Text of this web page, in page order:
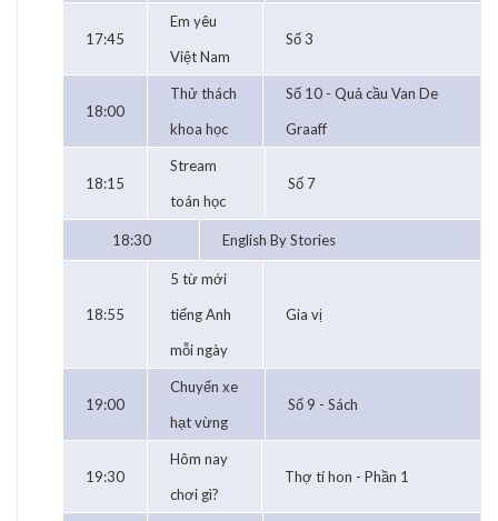
17:45
Em yêu
Việt Nam
Số 3
18:00
Thử thách
khoa học
Số 10 - Quả cầu Van De
Graaff
18:15
Stream
toán học
Số 7
18:30 English By Stories
18:55
5 từ mới
tiếng Anh
mỗi ngày
Gia vị
19:00
Chuyến xe
hạt vừng
Số 9 - Sách
19:30
Hôm nay
chơi gì?
Thợ tí hon - Phần 1